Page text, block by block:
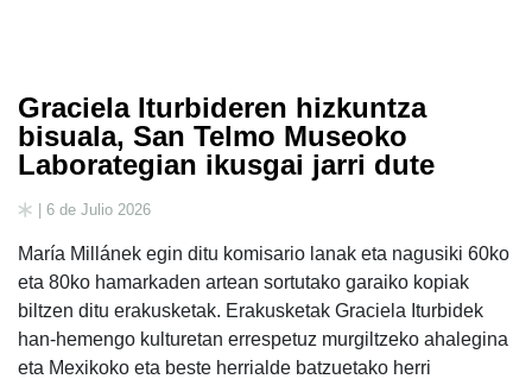
Graciela Iturbideren hizkuntza
bisuala, San Telmo Museoko
Laborategian ikusgai jarri dute
| 6 de Julio 2026
María Millánek egin ditu komisario lanak eta nagusiki 60ko
eta 80ko hamarkaden artean sortutako garaiko kopiak
biltzen ditu erakusketak. Erakusketak Graciela Iturbidek
han-hemengo kulturetan errespetuz murgiltzeko ahalegina
eta Mexikoko eta beste herrialde batzuetako herri